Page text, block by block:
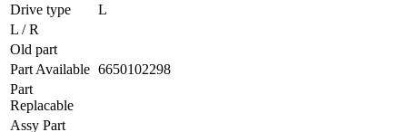
Drive type
L
L / R
Old part
Part Available 6650102298
Part
Replacable
Assy Part